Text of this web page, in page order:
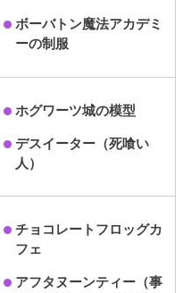
ボーバトン魔法アカデミ
ーの制服
ホグワーツ城の模型
デスイーター（死喰い
人）
チョコレートフロッグカ
フェ
アフタヌーンティー（事